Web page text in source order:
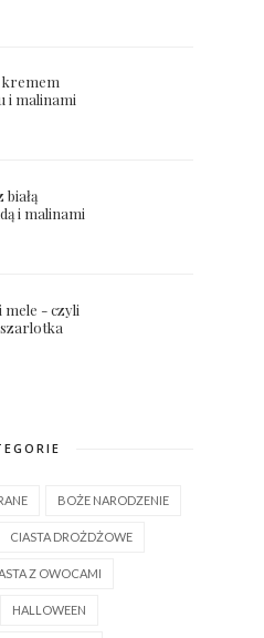
i malinami
białą
i malinami
mele - czyli
BOŻE NARODZENIE
CIASTA DROŻDŻOWE
Z OWOCAMI
HALLOWEEN